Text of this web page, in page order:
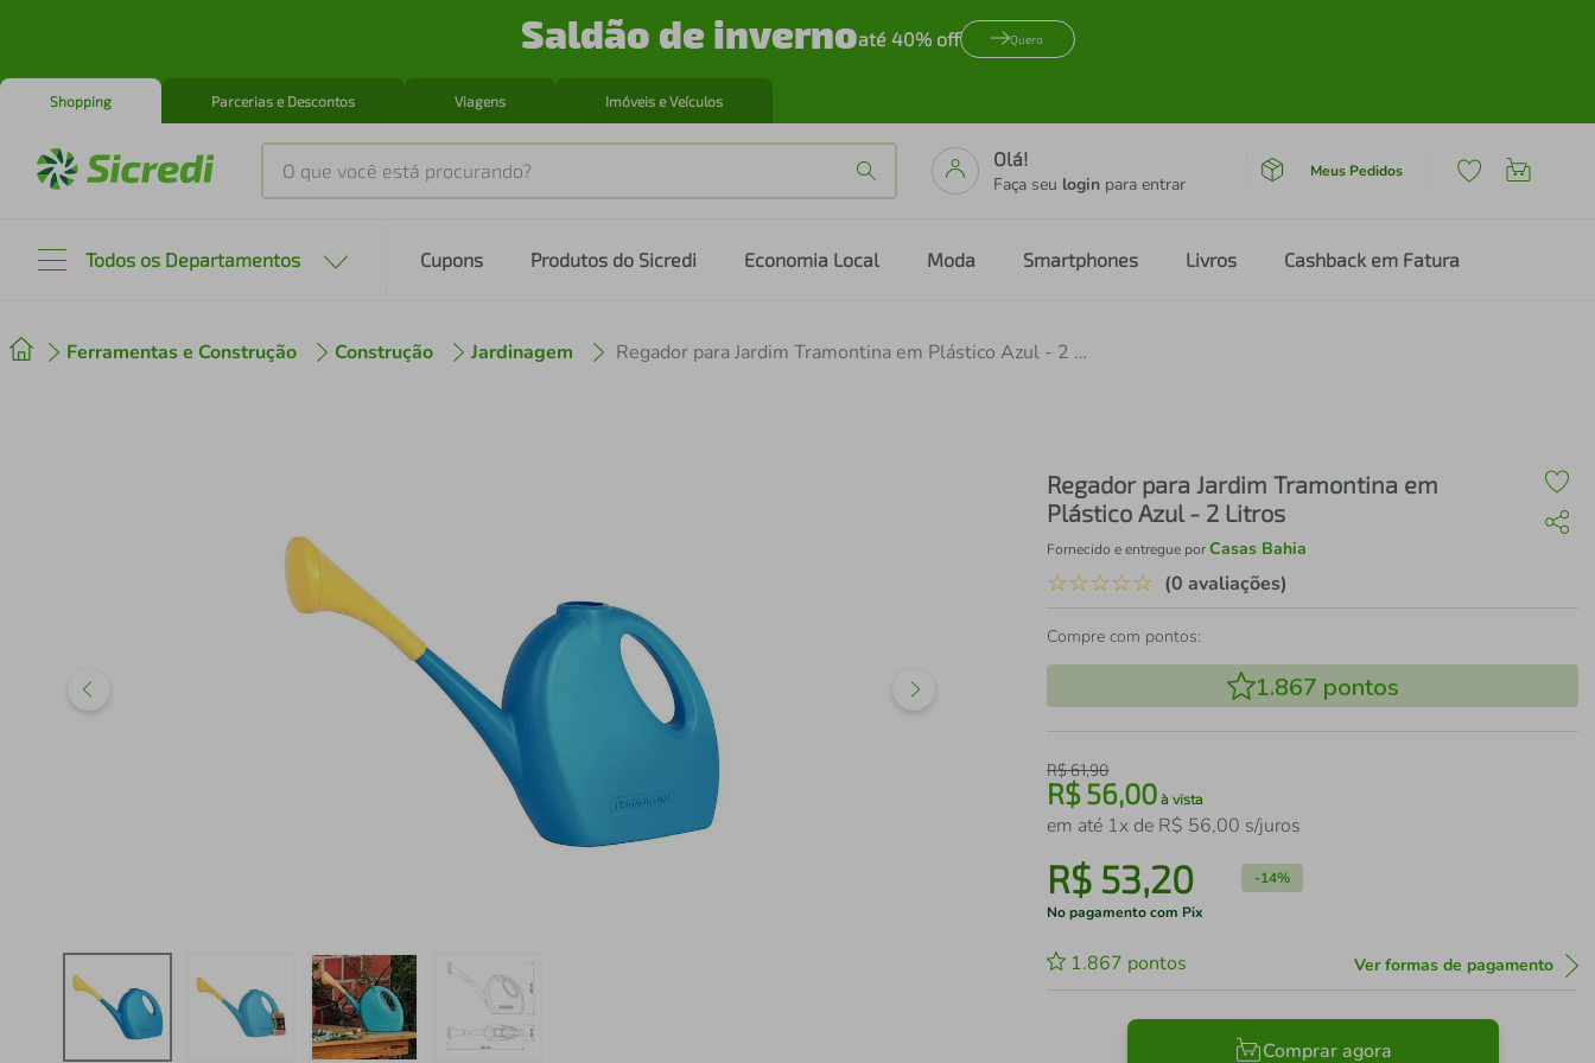
Saldão de invernoaté 40% off Quero
Shopping Parcerias e Descontos Viagens Imóveis e Veículos
O que você está procurando?
Olá!
Faça seu login para entrar
Meus Pedidos
Todos os Departamentos Cupons Produtos do Sicredi Economia Local Moda Smartphones Livros Cashback em Fatura
Ferramentas e Construção Construção Jardinagem Regador para Jardim Tramontina em Plástico Azul - 2 Litros
Regador para Jardim Tramontina em
Plástico Azul - 2 Litros
Fornecido e entregue porCasas Bahia
☆☆☆☆☆ (0 avaliações)
Compre com pontos:
1.867 pontos
R$61,90
R$56,00 à vista
em até 1x de R$ 56,00 s/juros
R$ 53,20 -14%
No pagamento com Pix
1.867 pontos Ver formas de pagamento
Comprar agora
2º cafeteira
iphone